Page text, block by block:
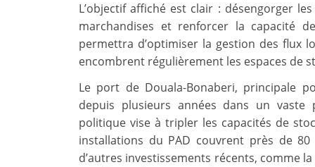
L’objectif affiché est clair : désengorger
marchandises et renforcer la capacité
permettra d’optimiser la gestion des flux
encombrent régulièrement les espaces de
Le port de Douala-Bonaberi, principale
depuis plusieurs années dans un vaste
politique vise à tripler les capacités de
installations du PAD couvrent près de
d’autres investissements récents, comme